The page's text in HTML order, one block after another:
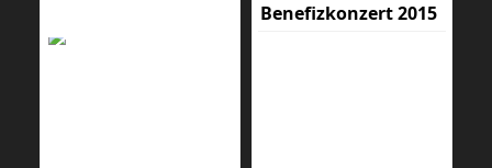
Benefizkonzert 2015